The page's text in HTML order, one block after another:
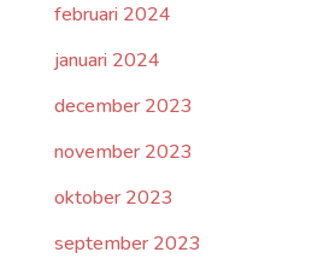
februari 2024
januari 2024
december 2023
november 2023
oktober 2023
september 2023